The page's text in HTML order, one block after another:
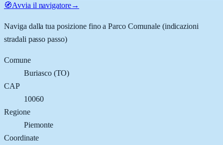
🧭Avvia il navigatore→
Naviga dalla tua posizione fino aParco Comunale(indicazioni
stradali passo passo)
Comune
Buriasco(TO)
CAP
10060
Regione
Piemonte
Coordinate